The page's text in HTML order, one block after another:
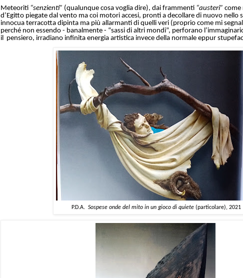
Meteoriti “senzienti” (qualunque cosa voglia dire), dai frammenti “austeri” come
d’Egitto piegate dal vento ma coi motori accesi, pronti a decollare di nuovo nello
innocua terracotta dipinta ma più allarmanti di quelli veri (proprio come mi
perché non essendo - banalmente - “sassi di altri mondi”, perforano
il pensiero, irradiano infinita energia artistica invece della normale eppur
P.D.A. Sospese onde del mito in un gioco di quiete (particolare), 2021